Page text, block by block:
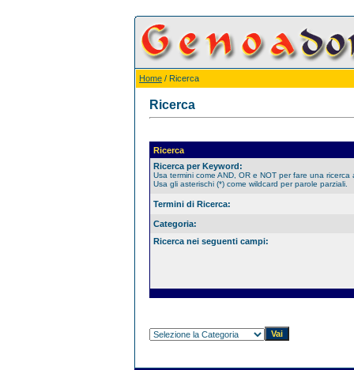
Home / Ricerca
Ricerca
Ricerca
Ricerca per Keyword:
Usa termini come AND, OR e NOT per fare una ricerca
Usa gli asterischi (*) come wildcard per parole parziali.
Termini di Ricerca:
Categoria:
Ricerca nei seguenti campi: